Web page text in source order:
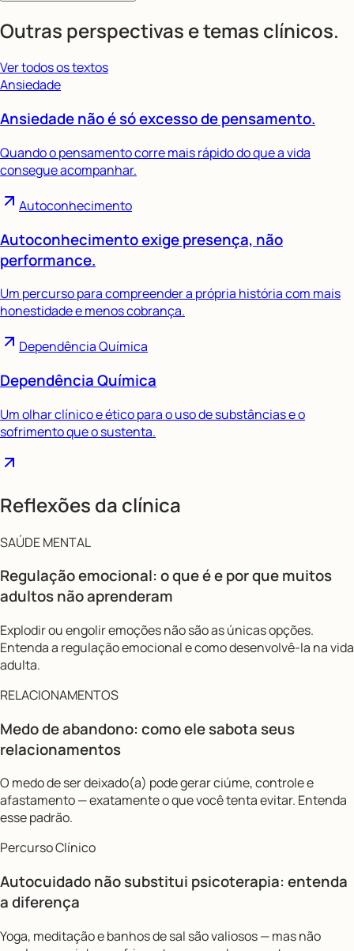
Outras perspectivas e temas clínicos.
Ver todos os textos
Ansiedade
Ansiedade não é só excesso de pensamento.
Quando o pensamento corre mais rápido do que a vida
consegue acompanhar.
Autoconhecimento
Autoconhecimento exige presença, não
performance.
Um percurso para compreender a própria história com mais
honestidade e menos cobrança.
Dependência Química
Dependência Química
Um olhar clínico e ético para o uso de substâncias e o
sofrimento que o sustenta.
Reflexões da clínica
SAÚDE MENTAL
Regulação emocional: o que é e por que muitos
adultos não aprenderam
Explodir ou engolir emoções não são as únicas opções.
Entenda a regulação emocional e como desenvolvê-la na vida
adulta.
RELACIONAMENTOS
Medo de abandono: como ele sabota seus
relacionamentos
O medo de ser deixado(a) pode gerar ciúme, controle e
afastamento — exatamente o que você tenta evitar. Entenda
esse padrão.
Percurso Clínico
Autocuidado não substitui psicoterapia: entenda
a diferença
Yoga, meditação e banhos de sal são valiosos — mas não